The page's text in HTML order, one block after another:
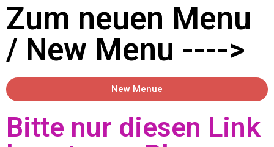
Zum neuen Menu
/ New Menu ---->
New Menue
Bitte nur diesen Link